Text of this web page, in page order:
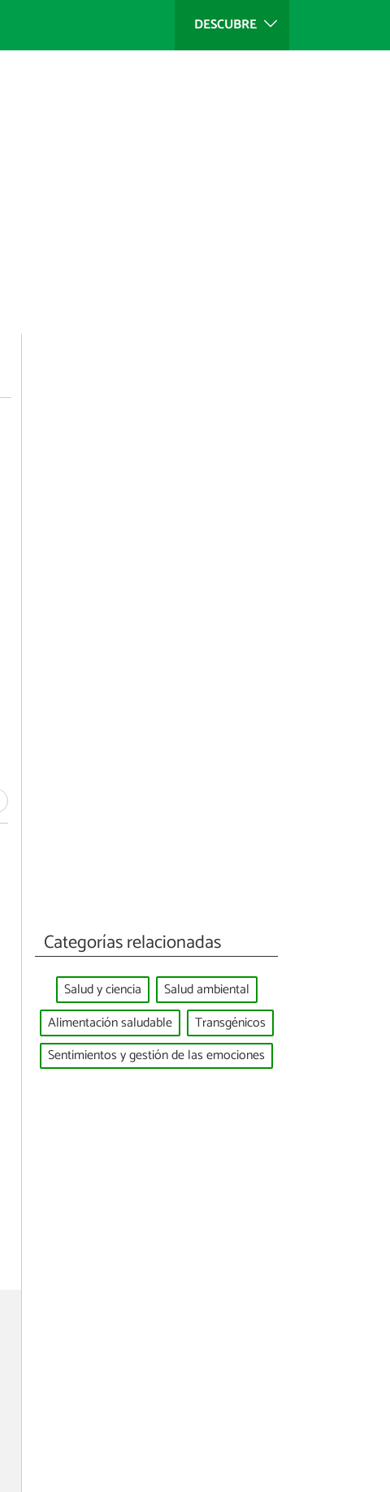
DESCUBRE
Categorías relacionadas
Salud y ciencia
Salud ambiental
Alimentación saludable
Transgénicos
Sentimientos y gestión de las emociones